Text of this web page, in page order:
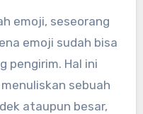
emoji, seseorang
emoji sudah bisa
pengirim. Hal ini
sebuah
ataupun besar,